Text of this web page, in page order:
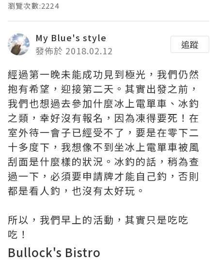
瀏覽次數:2224
My Blue's style
發佈於 2018.02.12
追蹤
經過第一晚未能成功見到極光，我們仍然
抱有希望，迎接第二天。其實出發之前，
我們也想過去參加什麼冰上電單車、冰釣
之類，幸好沒有報名，因為凍得要死！在
室外待一會子已經受不了，要是在零下二
十多度下，我想像不到坐冰上電單車被風
刮面是什麼樣的狀況。冰釣的話，稍為查
過一下，必須要申請牌才能自己釣，否則
都是看人釣，也沒有太好玩。
所以，我們早上的活動，其實只是吃吃
吃！
Bullock's Bistro